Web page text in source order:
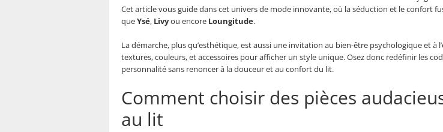
Cet article vous guide dans cet univers de mode innovante, où la séduction et le confort
queYsé, Livyou encore Loungitude.
La démarche, plus qu’esthétique, est aussi une invitation au bien-être psychologique et
textures, couleurs, et accessoires pour afficher un style unique. Osez donc redéfinir les
personnalité sans renoncer à la douceur et au confort du lit.
Comment choisir des pièces
au lit